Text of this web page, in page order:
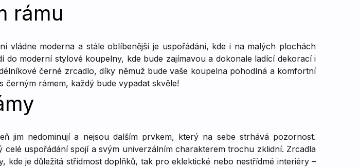
rámu
moderna a stále oblíbenější je uspořádání, kde i na malých plochách
moderní stylové koupelny, kde bude zajímavou a dokonale ladící dekorací i
černé zrcadlo, díky němuž bude vaše koupelna pohodlná a komfortní
rámem, každý bude vypadat skvěle!
jim nedominují a nejsou dalším prvkem, který na sebe strhává pozornost.
uspořádání spojí a svým univerzálním charakterem trochu zklidní. Zrcadla
je důležitá střídmost doplňků, tak pro eklektické nebo nestřídmé interiéry –